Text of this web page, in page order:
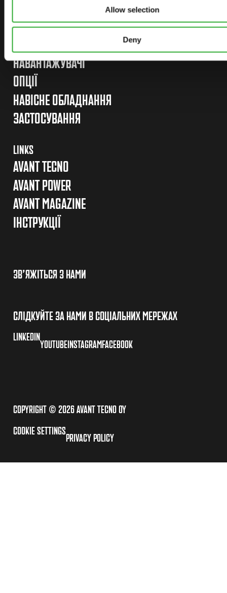
Allow selection
Deny
НАВАНТАЖУВАЧІ
ОПЦІЇ
НАВІСНЕ ОБЛАДНАННЯ
ЗАСТОСУВАННЯ
LINKS
AVANT TECNO
AVANT POWER
AVANT MAGAZINE
ІНСТРУКЦІЇ
ЗВ’ЯЖІТЬСЯ З НАМИ
СЛІДКУЙТЕ ЗА НАМИ В СОЦІАЛЬНИХ МЕРЕЖАХ
LINKEDIN
YOUTUBEINSTAGRAMFACEBOOK
COPYRIGHT © 2026 AVANT TECNO OY
COOKIE SETTINGS
PRIVACY POLICY